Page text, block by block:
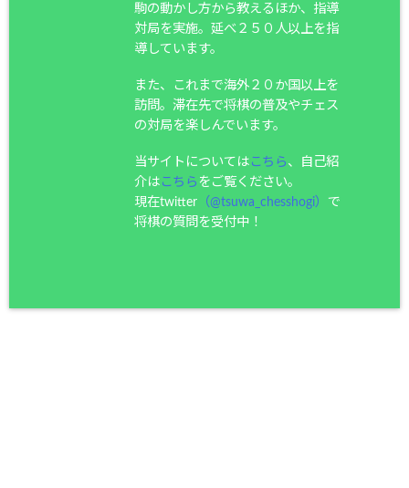
駒の動かし方から教えるほか、指導
対局を実施。延べ２５０人以上を指
導しています。
また、これまで海外２０か国以上を
訪問。滞在先で将棋の普及やチェス
の対局を楽しんでいます。
当サイトについてはこちら 、自己紹
介はこちら をご覧ください。
現在twitter（@tsuwa_chesshogi） で
将棋の質問を受付中！